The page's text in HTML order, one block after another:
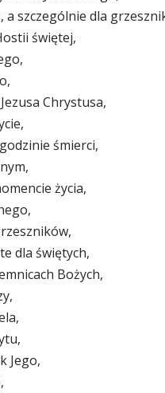
a szczególnie dla
świętej,
Chrystusa,
śmierci,
życia,
dla świętych,
Bożych,
Jego,